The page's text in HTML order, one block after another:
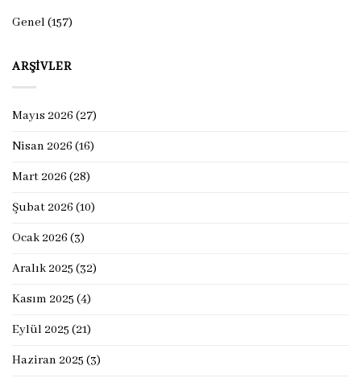
Genel(157)
ARŞIVLER
Mayıs 2026 (27)
Nisan 2026 (16)
Mart 2026 (28)
Şubat 2026 (10)
Ocak 2026 (3)
Aralık 2025 (32)
Kasım 2025 (4)
Eylül 2025 (21)
Haziran 2025 (3)